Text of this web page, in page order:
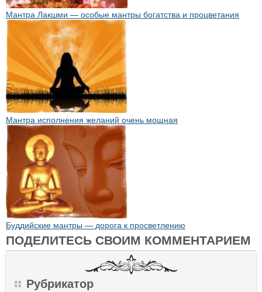
Мантра Лакшми — особые мантры богатства и процветания
Мантра исполнения желаний очень мощная
Буддийские мантры — дорога к просветлению
ПОДЕЛИТЕСЬ СВОИМ КОММЕНТАРИЕМ
Рубрикатор